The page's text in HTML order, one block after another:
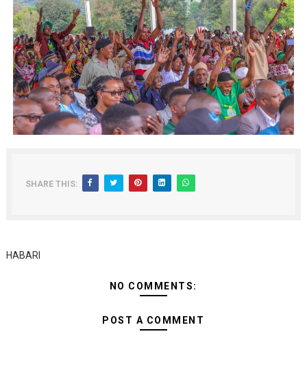
SHARE THIS:
HABARI
NO COMMENTS:
POST A COMMENT